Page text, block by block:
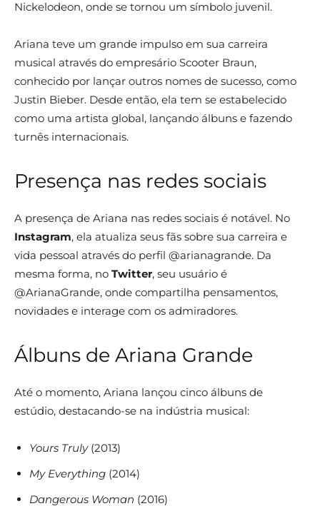
Nickelodeon, onde se tornou um símbolo juvenil.
Ariana teve um grande impulso em sua carreira
musical através do empresário Scooter Braun,
conhecido por lançar outros nomes de sucesso, como
Justin Bieber. Desde então, ela tem se estabelecido
como uma artista global, lançando álbuns e fazendo
turnês internacionais.
Presença nas redes sociais
A presença de Ariana nas redes sociais é notável. No
Instagram, ela atualiza seus fãs sobre sua carreira e
vida pessoal através do perfil @arianagrande. Da
mesma forma, no Twitter, seu usuário é
@ArianaGrande, onde compartilha pensamentos,
novidades e interage com os admiradores.
Álbuns de Ariana Grande
Até o momento, Ariana lançou cinco álbuns de
estúdio, destacando-se na indústria musical:
Yours Truly(2013)
My Everything (2014)
Dangerous Woman (2016)